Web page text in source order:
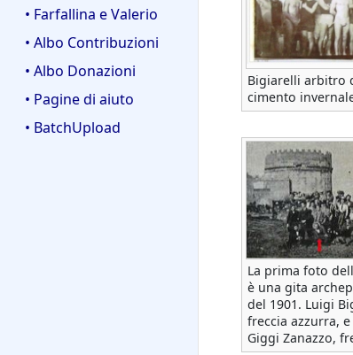
• Farfallina e Valerio
• Albo Contribuzioni
• Albo Donazioni
• Pagine di aiuto
• BatchUpload
Bigiarelli arbitro
cimento
La prima foto
è una gita
del 1901. Luigi
freccia azzurra,
Giggi Zanazzo,